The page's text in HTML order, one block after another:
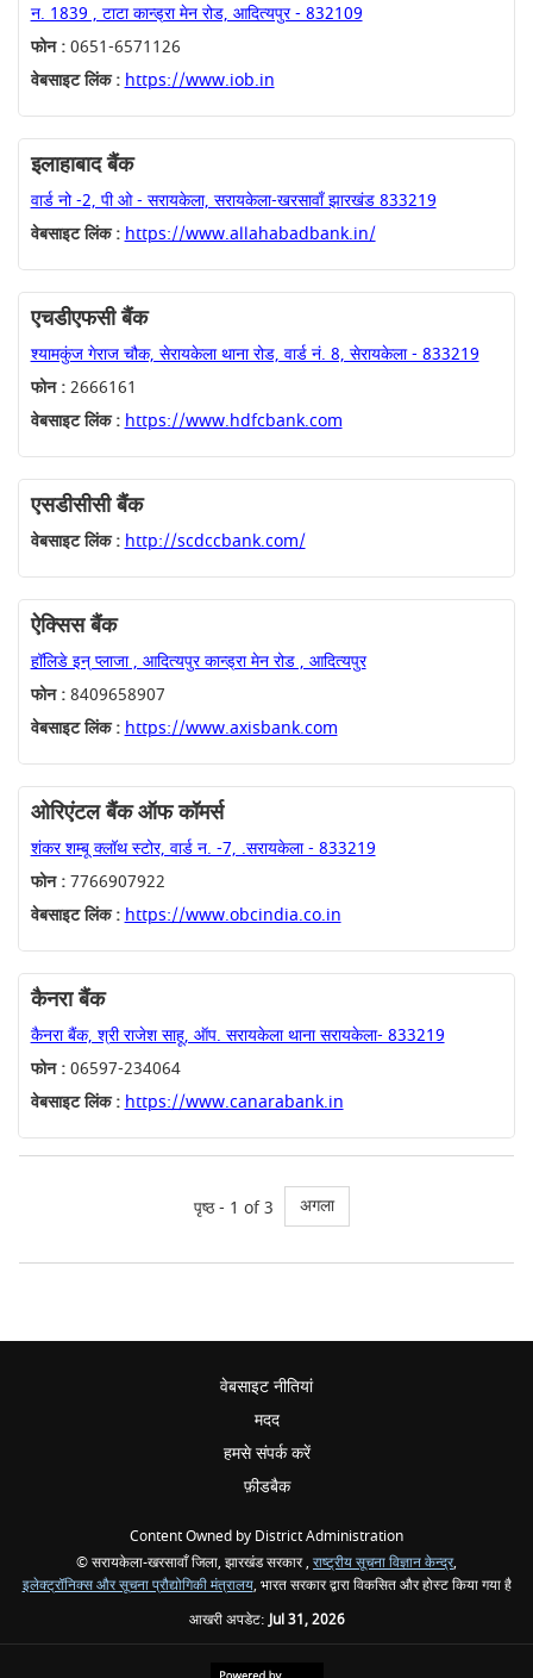
न. 1839 , टाटा कान्ड्रा मेन रोड, आदित्यपुर - 832109
फोन :0651-6571126
वेबसाइट लिंक : https://www.iob.in
इलाहाबाद बैंक
वार्ड नो -2, पी ओ - सरायकेला, सरायकेला-खरसावाँ झारखंड 833219
वेबसाइट लिंक : https://www.allahabadbank.in/
एचडीएफसी बैंक
श्यामकुंज गेराज चौक, सेरायकेला थाना रोड, वार्ड नं. 8, सेरायकेला - 833219
फोन :2666161
वेबसाइट लिंक : https://www.hdfcbank.com
एसडीसीसी बैंक
वेबसाइट लिंक : http://scdccbank.com/
ऐक्सिस बैंक
हॉलिडे इन् प्लाजा , आदित्यपुर कान्ड्रा मेन रोड , आदित्यपुर
फोन :8409658907
वेबसाइट लिंक : https://www.axisbank.com
ओरिएंटल बैंक ऑफ कॉमर्स
शंकर शम्बू क्लॉथ स्टोर, वार्ड न. -7, .सरायकेला - 833219
फोन :7766907922
वेबसाइट लिंक : https://www.obcindia.co.in
कैनरा बैंक
कैनरा बैंक, श्री राजेश साहू, ऑप. सरायकेला थाना सरायकेला- 833219
फोन :06597-234064
वेबसाइट लिंक : https://www.canarabank.in
पृष्ठ - 1 of 3 अगला
वेबसाइट नीतियां
मदद
हमसे संपर्क करें
फ़ीडबैक
Content Owned by District Administration
© सरायकेला-खरसावाँ जिला, झारखंड सरकार , राष्ट्रीय सूचना विज्ञान केन्द्र,
इलेक्ट्रॉनिक्स और सूचना प्रौद्योगिकी मंत्रालय, भारत सरकार द्वारा विकसित और होस्ट किया गया है
आखरी अपडेट:Jul 31, 2026